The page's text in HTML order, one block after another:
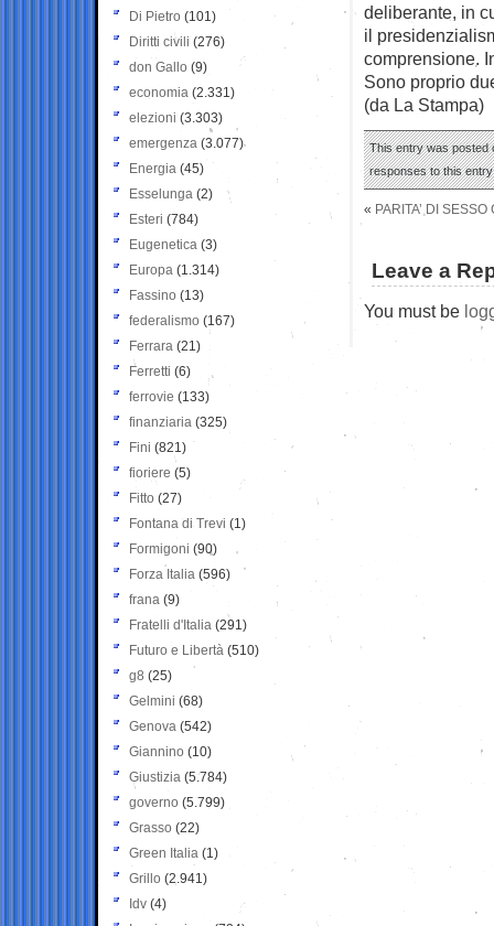
deliberante, in
il
comprensione.
Sono proprio
(da La Stampa)
This entry was posted
responses to this
« PARITA’ DI
Leave a
You must be
Di Pietro (101)
Diritti civili (276)
don Gallo (9)
economia (2.331)
elezioni (3.303)
emergenza (3.077)
Energia (45)
Esselunga (2)
Esteri (784)
Eugenetica (3)
Europa (1.314)
Fassino (13)
federalismo (167)
Ferrara (21)
Ferretti (6)
ferrovie (133)
finanziaria (325)
Fini (821)
fioriere (5)
Fitto (27)
Fontana di Trevi (1)
Formigoni (90)
Forza Italia (596)
frana (9)
Fratelli d'Italia (291)
Futuro e Libertà (510)
g8 (25)
Gelmini (68)
Genova (542)
Giannino (10)
Giustizia (5.784)
governo (5.799)
Grasso (22)
Green Italia (1)
Grillo (2.941)
Idv (4)